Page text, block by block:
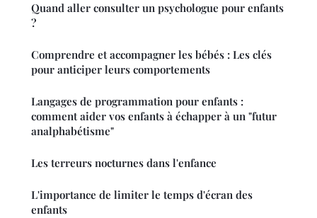
Quand aller consulter un psychologue pour enfants
?
Comprendre et accompagner les bébés : Les clés
pour anticiper leurs comportements
Langages de programmation pour enfants :
comment aider vos enfants à échapper à un "futur
analphabétisme"
Les terreurs nocturnes dans l'enfance
L'importance de limiter le temps d'écran des
enfants